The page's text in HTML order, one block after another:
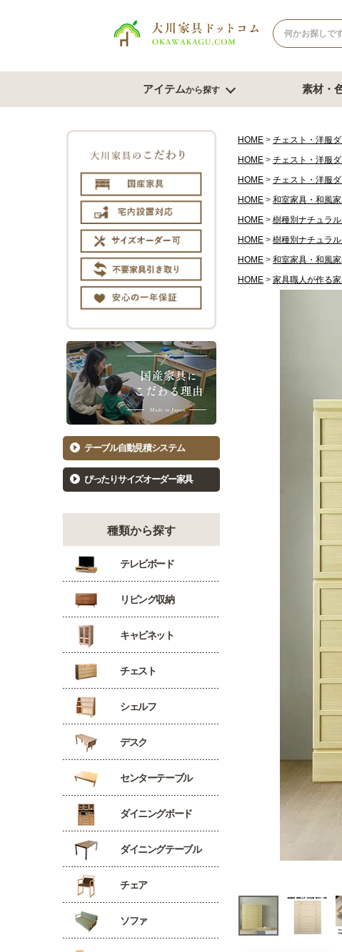
アイテムから探す
テレビボード
幅150cm台
コーナーテレビ台
テレビチェスト
もっと見る
チェスト・たんす
チェスト幅61cm～80cm
チェスト幅101cm～120cm
着物たんす
もっと見る
洋服たんす
洋服タンス幅61～80cm
洋服タンス幅81～100cm
洋服タンス幅101～120cm
テーブル
幅150センチ台
幅180センチ台
サイズオーダ
ダイニン
食器棚81～
キッチンカウ
カウンター下
素材・
テーブル自動見積システム
ぴったりサイズオーダー家具
種類から探す
テレビボード
リビング収納
キャビネット
チェスト
シェルフ
デスク
センターテーブル
ダイニングボード
ダイニングテーブル
チェア
ソファ
HOME チェスト・洋服
HOME
チェスト・洋服
HOME
チェスト・洋服
HOME
和室家具・和風
HOME
樹種別ナチュラ
HOME
樹種別ナチュラ
HOME
和室家具・和風
HOME
家具職人が作る